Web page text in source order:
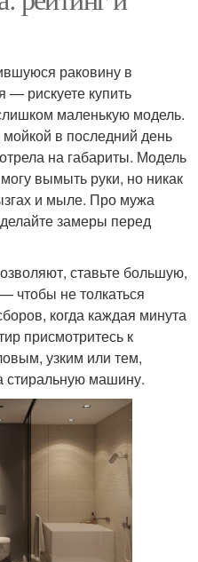
раковину в
— рискуете купить
маленькую модель.
в последний день
на габариты. Модель
вымыть руки, но никак
и мыле. Про мужа
замеры перед
ставьте большую,
чтобы не толкаться
когда каждая минута
присмотритесь к
узким или тем,
стиральную машину.